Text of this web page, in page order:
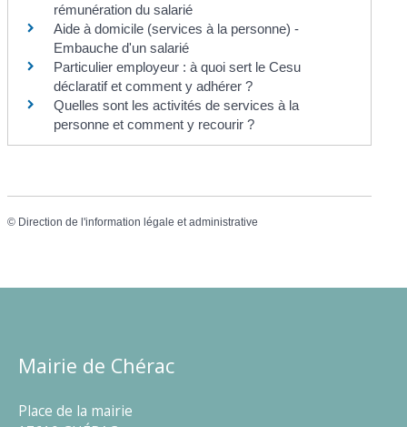
rémunération du salarié
Aide à domicile (services à la personne) -
Embauche d'un salarié
Particulier employeur : à quoi sert le Cesu
déclaratif et comment y adhérer ?
Quelles sont les activités de services à la
personne et comment y recourir ?
© Direction de l'information légale et administrative
Mairie de Chérac
Place de la mairie